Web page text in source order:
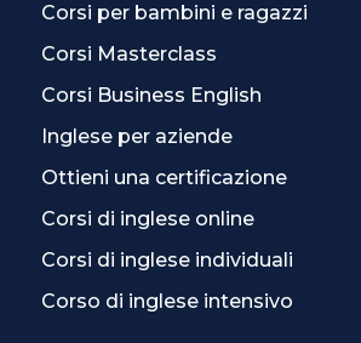
Corsi per bambini e ragazzi
Corsi Masterclass
Corsi Business English
Inglese per aziende
Ottieni una certificazione
Corsi di inglese online
Corsi di inglese individuali
Corso di inglese intensivo